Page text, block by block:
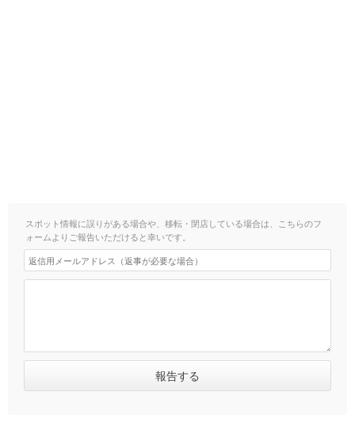
スポット情報に誤りがある場合や、移転・閉店している場合は、こちらのフ
ォームよりご報告いただけると幸いです。